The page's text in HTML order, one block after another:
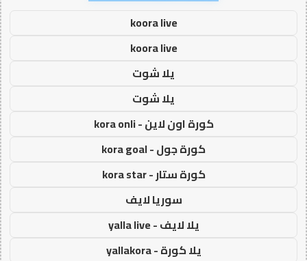
koora live
koora live
يلا شوت
يلا شوت
كورة اون لاين - kora onli
كورة جول - kora goal
كورة ستار - kora star
سوريا لايف
يلا لايف - yalla live
يلا كورة - yallakora